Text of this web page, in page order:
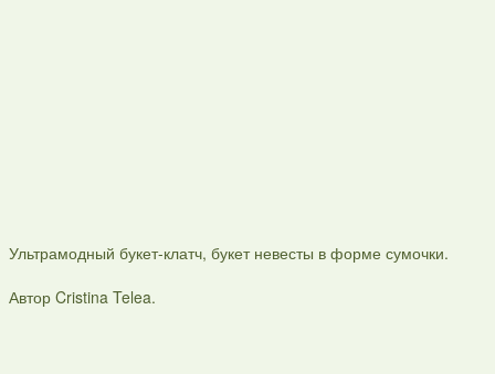
Ультрамодный букет-клатч, букет невесты в форме сумочки.
Автор Cristina Telea.